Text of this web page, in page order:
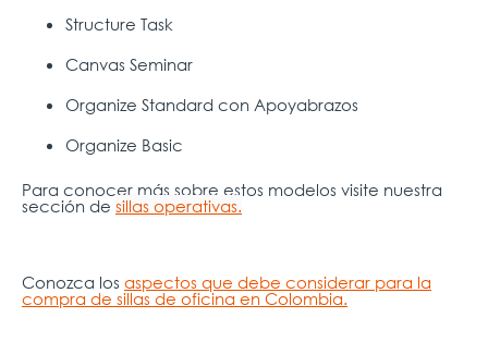
Structure Task
Canvas Seminar
Organize Standard con Apoyabrazos
Organize Basic
Para conocer más sobre estos modelos visite nuestra
sección de sillas operativas.
Conozca los aspectos que debe considerar para la
compra de sillas de oficina en Colombia.